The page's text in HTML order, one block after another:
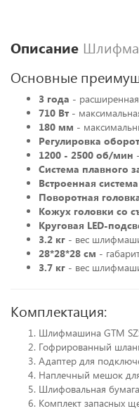
Описание
Основные
3 года -
710 Вт -
180 мм -
Регулировка
1200 - 2500 об/мин
Система плавного
Встроенная
Поворотная
Кожух головки со
Круговая LED-
3.2 кг - вес
28*28*28 см -
3.7 кг - вес
Комплектация:
Шлифмашина GTM
Гофрированный
Адаптер для
Наплечный мешок
Шлифовальная
Комплект запасных